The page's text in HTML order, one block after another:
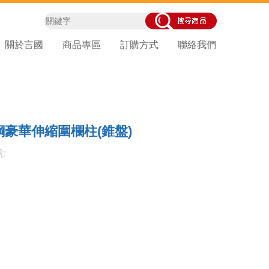
關於言國 商品專區 訂購方式 聯絡我們
豪華伸縮圍欄柱(錐盤)
: